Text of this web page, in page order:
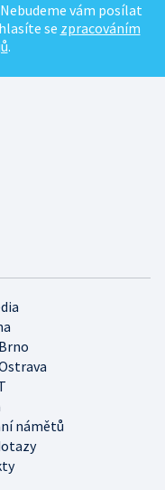
vám posílat
se zpracováním
.